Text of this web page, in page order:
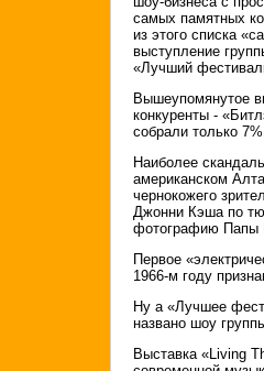
самых памятных
из этого списка
выступление
«Лучший
Вышеупомянутое
конкуренты -
собрали только
Наиболее
американском
чернокожего
Джонни Кэша по
фотографию Папы
Первое
1966-м году
Ну а «Лучшее
названо шоу
Выставка «Living